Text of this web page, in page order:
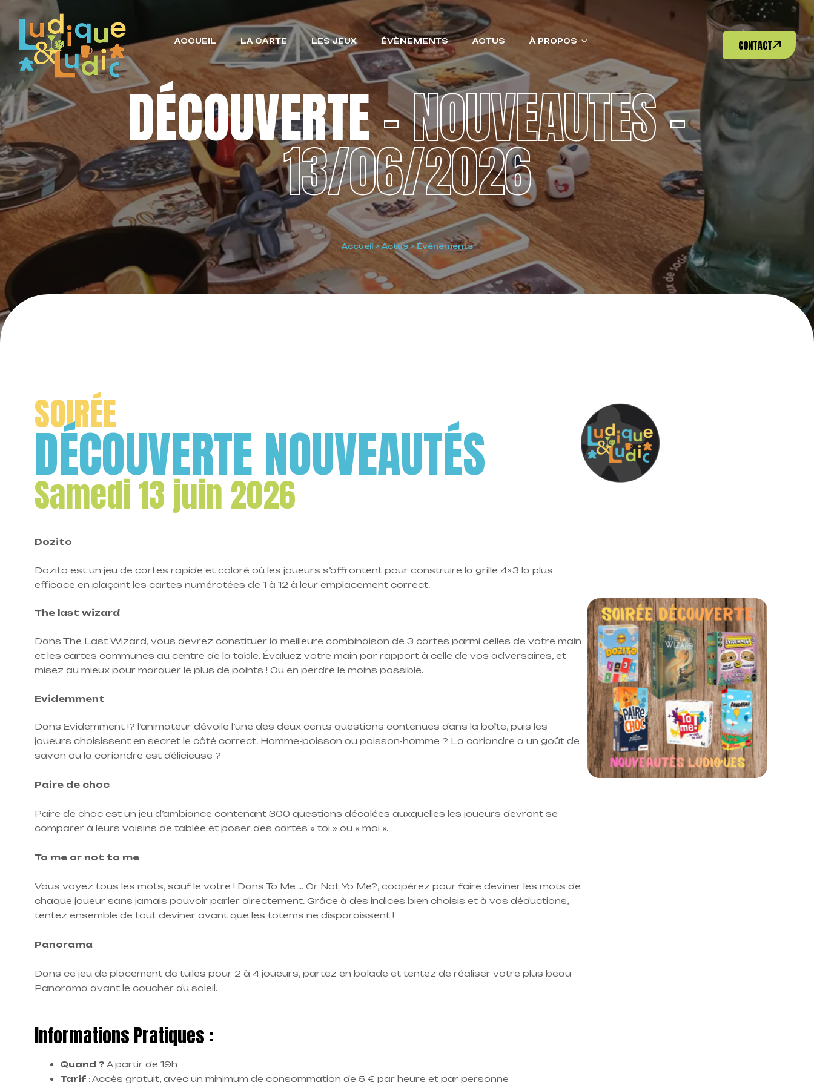
ACCUEIL LA CARTE LES JEUX ÉVÈNEMENTS ACTUS À PROPOS CONTACT
DÉCOUVERTE– NOUVEAUTES –
13/06/2026
Accueil> Actus>Évènements
SOIRÉE
DÉCOUVERTE NOUVEAUTÉS
Samedi 13 juin 2026
Dozito
Dozito est un jeu de cartes rapide et coloré où les joueurs s’affrontent pour construire la grille 4×3 la plus
efficace en plaçant les cartes numérotées de 1 à 12 à leur emplacement correct.
The last wizard
Dans The Last Wizard, vous devrez constituer la meilleure combinaison de 3 cartes parmi celles de votre main
et les cartes communes au centre de la table. Évaluez votre main par rapport à celle de vos adversaires, et
misez au mieux pour marquer le plus de points ! Ou en perdre le moins possible.
Evidemment
Dans Evidemment !? l’animateur dévoile l’une des deux cents questions contenues dans la boîte, puis les
joueurs choisissent en secret le côté correct. Homme-poisson ou poisson-homme ? La coriandre a un goût de
savon ou la coriandre est délicieuse ?
Paire de choc
Paire de choc est un jeu d’ambiance contenant 300 questions décalées auxquelles les joueurs devront se
comparer à leurs voisins de tablée et poser des cartes « toi » ou « moi ».
To me or not to me
Vous voyez tous les mots, sauf le votre ! Dans To Me … Or Not Yo Me?, coopérez pour faire deviner les mots de
chaque joueur sans jamais pouvoir parler directement. Grâce à des indices bien choisis et à vos déductions,
tentez ensemble de tout deviner avant que les totems ne disparaissent !
Panorama
Dans ce jeu de placement de tuiles pour 2 à 4 joueurs, partez en balade et tentez de réaliser votre plus beau
Panorama avant le coucher du soleil.
Informations Pratiques :
Quand ? A partir de 19h
Tarif : Accès gratuit, avec un minimum de consommation de 5 € par heure et par personne